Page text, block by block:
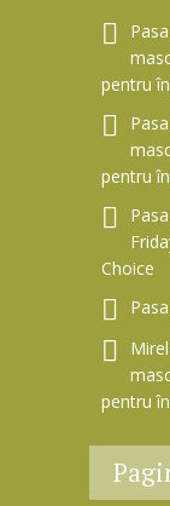
pentru
pentru
Choice
pentru